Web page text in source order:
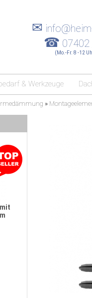
✉
☎
(Mo.-Fr. 8 -12
& Werkzeuge
»